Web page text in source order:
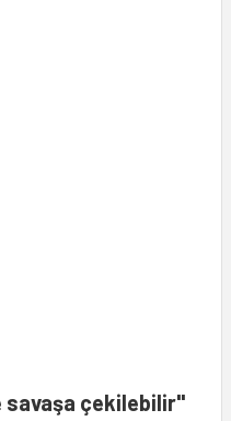
savaşa çekilebilir"